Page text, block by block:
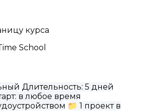
курса
School
Длительность: 5 дней
в любое время
📁 1 проект в